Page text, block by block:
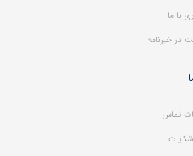
با ما
در خبرنامه
تماس